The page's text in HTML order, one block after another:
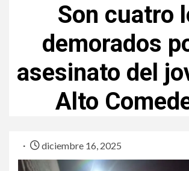
Son cuatro
demorados
asesinato del
Alto
diciembre 16, 2025